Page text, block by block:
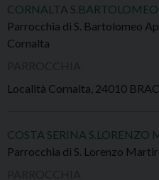
CORNALTA
Parrocchia di S. Bartolomeo
Cornalta
Località Cornalta, 24010
COSTA SERINA S.LORENZO
Parrocchia di S. Lorenzo